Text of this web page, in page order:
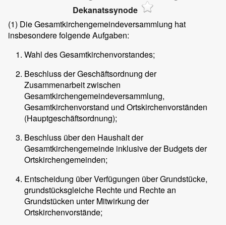
Dekanatssynode
(1) Die Gesamtkirchengemeindeversammlung hat
insbesondere folgende Aufgaben:
Wahl des Gesamtkirchenvorstandes;
Beschluss der Geschäftsordnung der
Zusammenarbeit zwischen
Gesamtkirchengemeindeversammlung,
Gesamtkirchenvorstand und Ortskirchenvorständen
(Hauptgeschäftsordnung);
Beschluss über den Haushalt der
Gesamtkirchengemeinde inklusive der Budgets der
Ortskirchengemeinden;
Entscheidung über Verfügungen über Grundstücke,
grundstücksgleiche Rechte und Rechte an
Grundstücken unter Mitwirkung der
Ortskirchenvorstände;